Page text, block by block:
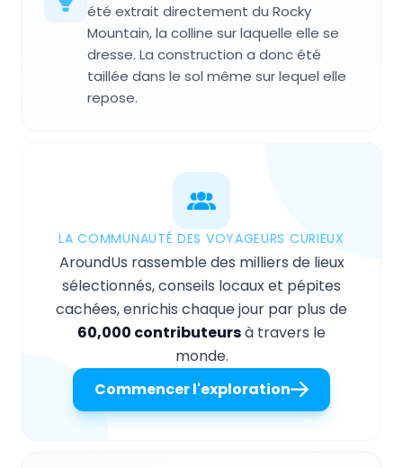
été extrait directement du Rocky
Mountain, la colline sur laquelle elle se
dresse. La construction a donc été
taillée dans le sol même sur lequel elle
repose.
LA COMMUNAUTÉ DES VOYAGEURS CURIEUX
AroundUs rassemble des milliers de lieux
sélectionnés, conseils locaux et pépites
cachées, enrichis chaque jour par plus de
60,000 contributeursà travers le
monde.
Commencer l'exploration